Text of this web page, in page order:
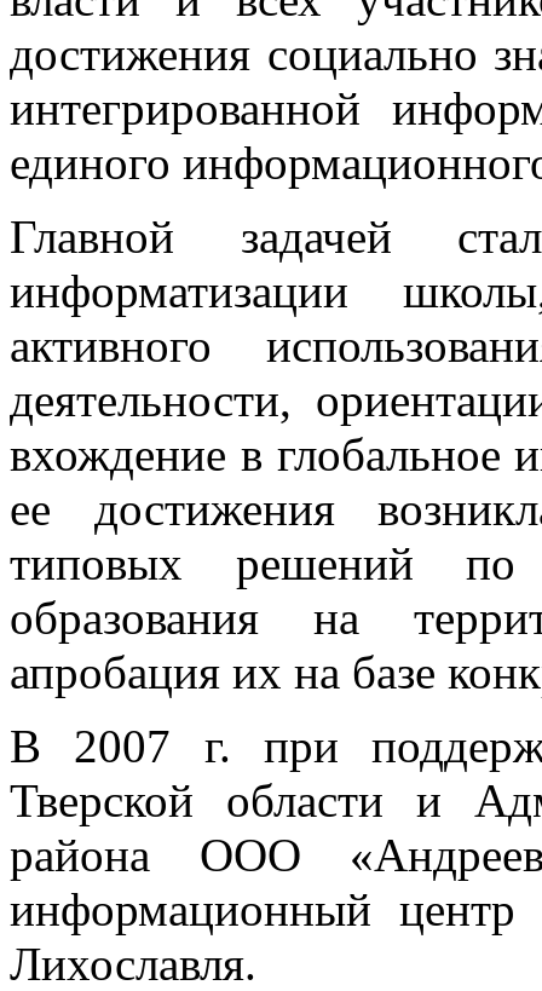
достижения социально
интегрированной
единого
Главной задачей
информатизации
активного
деятельности,
вхождение в глобальное
ее достижения
типовых решений по
образования на
апробация их на базе
В 2007 г. при
Тверской области и
района ООО
информационный
Лихославля.